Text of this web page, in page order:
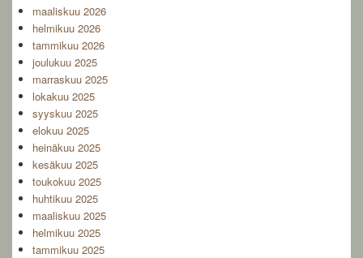
maaliskuu 2026
helmikuu 2026
tammikuu 2026
joulukuu 2025
marraskuu 2025
lokakuu 2025
syyskuu 2025
elokuu 2025
heinäkuu 2025
kesäkuu 2025
toukokuu 2025
huhtikuu 2025
maaliskuu 2025
helmikuu 2025
tammikuu 2025